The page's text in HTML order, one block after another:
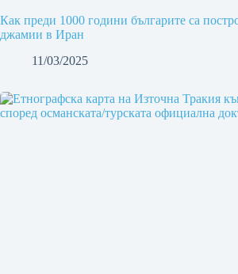
Как преди 1000 години българите са
джамии в Иран
11/03/2025